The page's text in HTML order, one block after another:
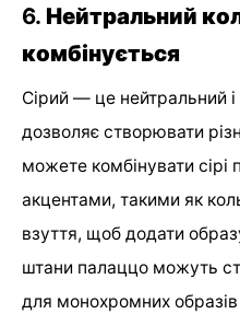
6. Нейтральний
комбінується
Сірий — це нейтральний і
дозволяє створювати
можете комбінувати
акцентами, такими як
взуття, щоб додати
штани палаццо можуть
для монохромних образів